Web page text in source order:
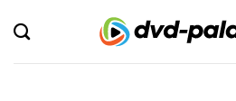
Inhalt
springen